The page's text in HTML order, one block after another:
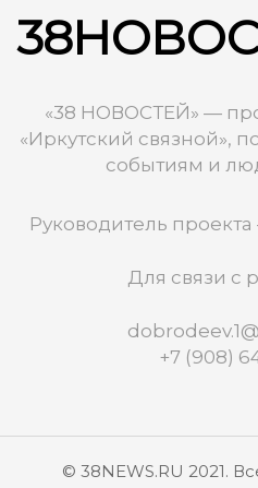
«38 НОВОСТЕЙ» —
«Иркутский связной»,
событиям и
Руководитель
Для связи с
+7 (908)
© 38NEWS.RU 2021.